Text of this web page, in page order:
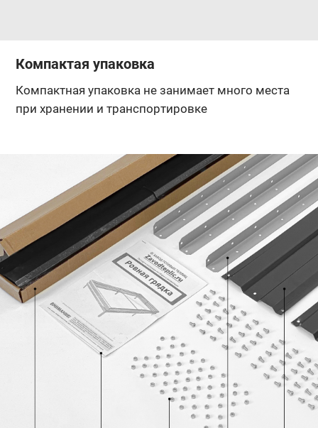
Компактая упаковка
Компактная упаковка не занимает много места
при хранении и транспортировке